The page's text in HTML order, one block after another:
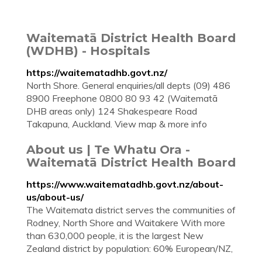
Waitematā District Health Board
(WDHB) - Hospitals
https://waitematadhb.govt.nz/
North Shore. General enquiries/all depts (09) 486
8900 Freephone 0800 80 93 42 (Waitematā
DHB areas only) 124 Shakespeare Road
Takapuna, Auckland. View map & more info
About us | Te Whatu Ora -
Waitematā District Health Board
https://www.waitematadhb.govt.nz/about-
us/about-us/
The Waitemata district serves the communities of
Rodney, North Shore and Waitakere With more
than 630,000 people, it is the largest New
Zealand district by population: 60% European/NZ,